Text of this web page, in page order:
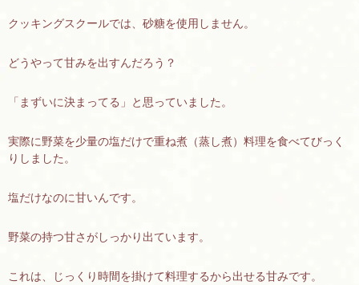
クッキングスクールでは、砂糖を使用しません。
どうやって甘みを出すんだろう？
「まずいに決まってる」と思っていました。
実際に野菜を少量の塩だけで重ね煮（蒸し煮）料理を食べてびっく
りしました。
塩だけなのに甘いんです。
野菜の持つ甘さがしっかり出ています。
これは、じっくり時間を掛けて料理するから出せる甘みです。